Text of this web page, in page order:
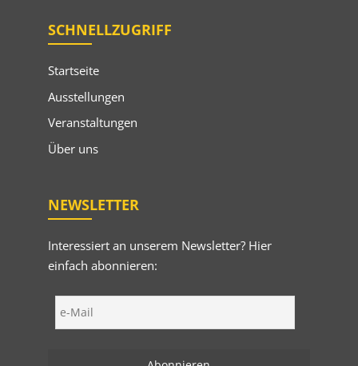
SCHNELLZUGRIFF
Startseite
Ausstellungen
Veranstaltungen
Über uns
NEWSLETTER
Interessiert an unserem Newsletter? Hier
einfach abonnieren: